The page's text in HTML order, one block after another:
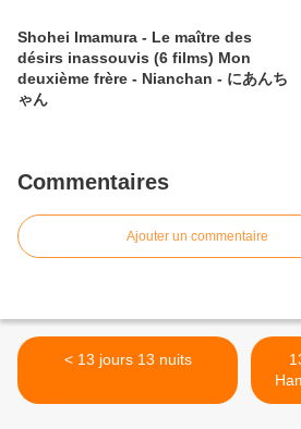
Shohei Imamura - Le maître des
désirs inassouvis (6 films) Mon
deuxième frère - Nianchan - にあんち
ゃん
Commentaires
Ajouter un commentaire
< 13 jours 13 nuits